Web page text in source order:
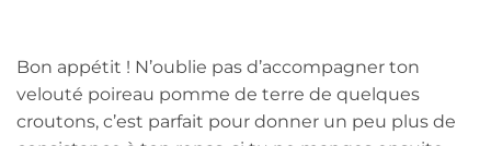
Bon appétit ! N’oublie pas d’accompagner ton
velouté poireau pomme de terre de quelques
croutons, c’est parfait pour donner un peu plus de